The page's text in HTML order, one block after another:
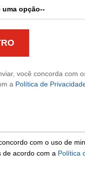
você concorda com
a Política de
com o uso de
de acordo com a Política